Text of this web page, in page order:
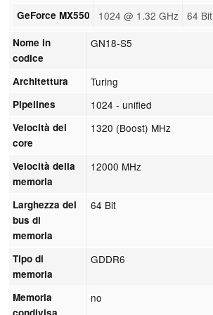
GeForce MX550 1024 @ 1.32 GHz 64
Nome in
codice
GN18-S5
Architettura Turing
Pipelines 1024 - unified
Velocità del
core
1320 (Boost) MHz
Velocità della
memoria
12000 MHz
Larghezza del
bus di
memoria
64 Bit
Tipo di
memoria
GDDR6
Memoria
no